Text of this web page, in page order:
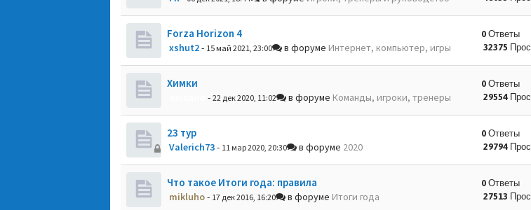
Forza Horizon 4
xshut2- 15 май 2021, 23:00 в форуме Интернет, компьютер, игры
0 Ответы
32375
Химки
- 22 дек 2020, 11:02 в форуме Команды, игроки, тренеры
0 Ответы
29554
23 тур
Valerich73- 11 мар 2020, 20:30 в форуме 2020
0 Ответы
29794
Что такое Итоги года: правила
mikluho- 17 дек 2016, 16:20 в форуме Итоги года
0 Ответы
27513